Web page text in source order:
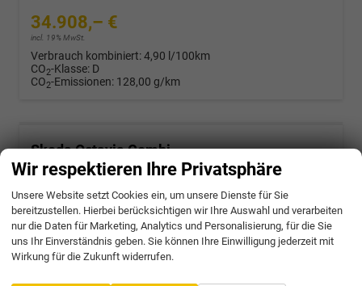
34.908,– €
incl. 19% MwSt.
Verbrauch kombiniert:4,90 l/100km
CO2-Klasse: D
CO2-Emissionen: 128,00 g/km
Skoda Octavia Combi
Sportline 1.5 eTSI mHEV 150PS/110kW DSG7 2026
unverbindliche Lieferzeit: Ca. 10 Wochen Neuwagen
Fahrzeugnr. 59547 Getriebe
Doppelkupplungsgetriebe (DSG)
Kraftstoff
Benzin Leistung 110 kW (150 PS)
37.672,– €
Wir respektieren Ihre Privatsphäre
Unsere Website setzt Cookies ein, um unsere Dienste für Sie
bereitzustellen. Hierbei berücksichtigen wir Ihre Auswahl und verarbeiten
nur die Daten für Marketing, Analytics und Personalisierung, für die Sie
uns Ihr Einverständnis geben. Sie können Ihre Einwilligung jederzeit mit
Wirkung für die Zukunft widerrufen.